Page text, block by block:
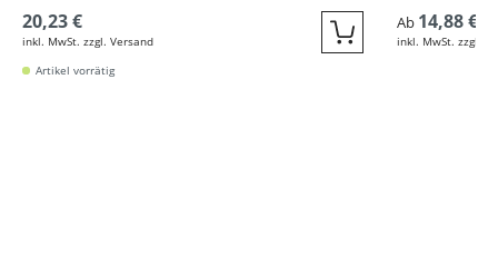
20,23 €
inkl. MwSt. zzgl. Versand Quickbuy
Artikel vorrätig
Ab 14,88 €
inkl. MwSt. zzgl.